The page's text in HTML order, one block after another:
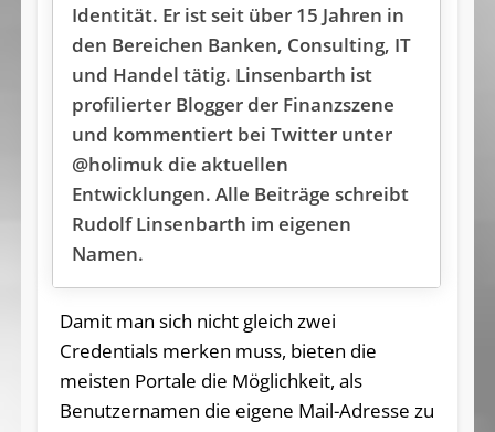
Identität. Er ist seit über 15 Jahren in
den Bereichen Banken, Consulting, IT
und Handel tätig. Linsenbarth ist
profilierter Blogger der Finanzszene
und kommentiert bei Twitter unter
@holimuk die aktuellen
Entwicklungen. Alle Beiträge schreibt
Rudolf Linsenbarth im eigenen
Namen.
Damit man sich nicht gleich zwei
Credentials merken muss, bieten die
meisten Portale die Möglichkeit, als
Benutzernamen die eigene Mail-Adresse zu